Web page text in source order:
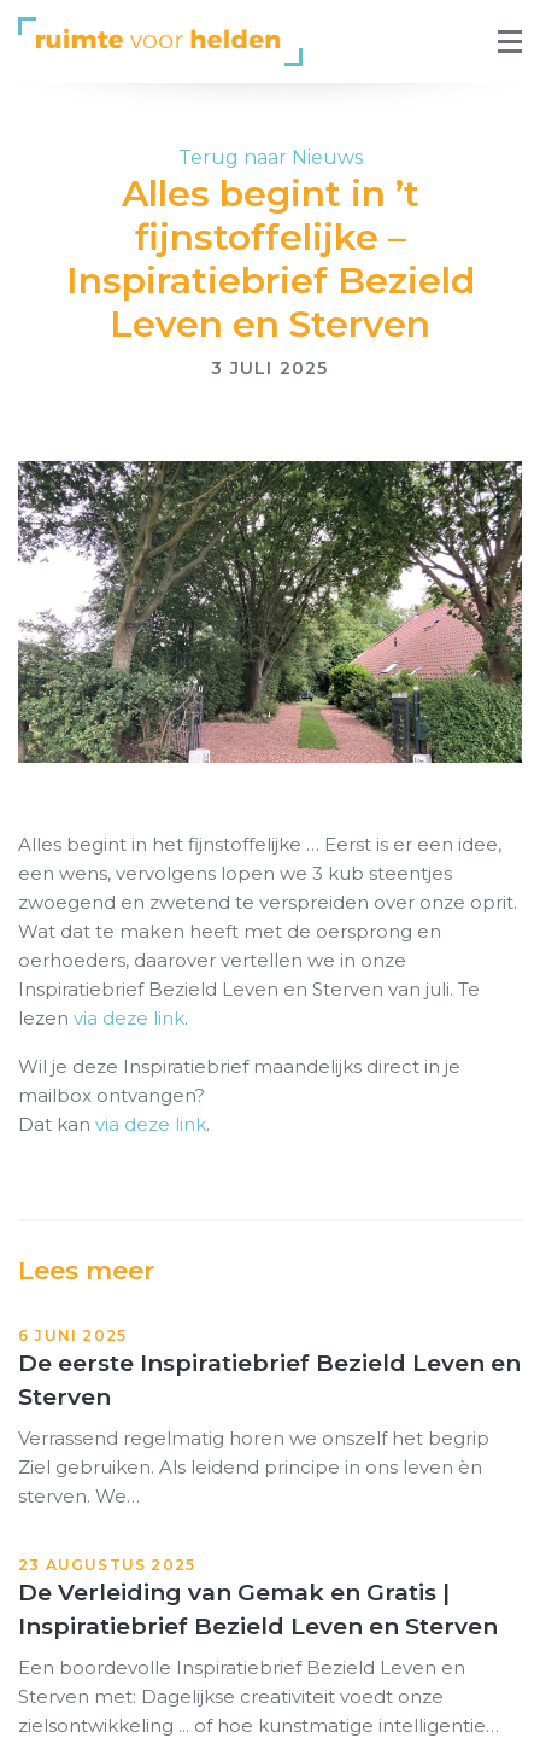
Terug naar Nieuws
Alles begint in ’t
fijnstoffelijke –
Inspiratiebrief Bezield
Leven en Sterven
3 JULI 2025
Alles begint in het fijnstoffelijke … Eerst is er een idee,
een wens, vervolgens lopen we 3 kub steentjes
zwoegend en zwetend te verspreiden over onze oprit.
Wat dat te maken heeft met de oersprong en
oerhoeders, daarover vertellen we in onze
Inspiratiebrief Bezield Leven en Sterven van juli. Te
lezen via deze link.
Wil je deze Inspiratiebrief maandelijks direct in je
mailbox ontvangen?
Dat kan via deze link.
Lees meer
6 JUNI 2025
De eerste Inspiratiebrief Bezield Leven en
Sterven
Verrassend regelmatig horen we onszelf het begrip
Ziel gebruiken. Als leidend principe in ons leven èn
sterven. We…
23 AUGUSTUS 2025
De Verleiding van Gemak en Gratis |
Inspiratiebrief Bezield Leven en Sterven
Een boordevolle Inspiratiebrief Bezield Leven en
Sterven met: Dagelijkse creativiteit voedt onze
zielsontwikkeling ... of hoe kunstmatige intelligentie…